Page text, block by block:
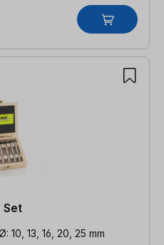
Set
10, 13, 16, 20, 25 mm